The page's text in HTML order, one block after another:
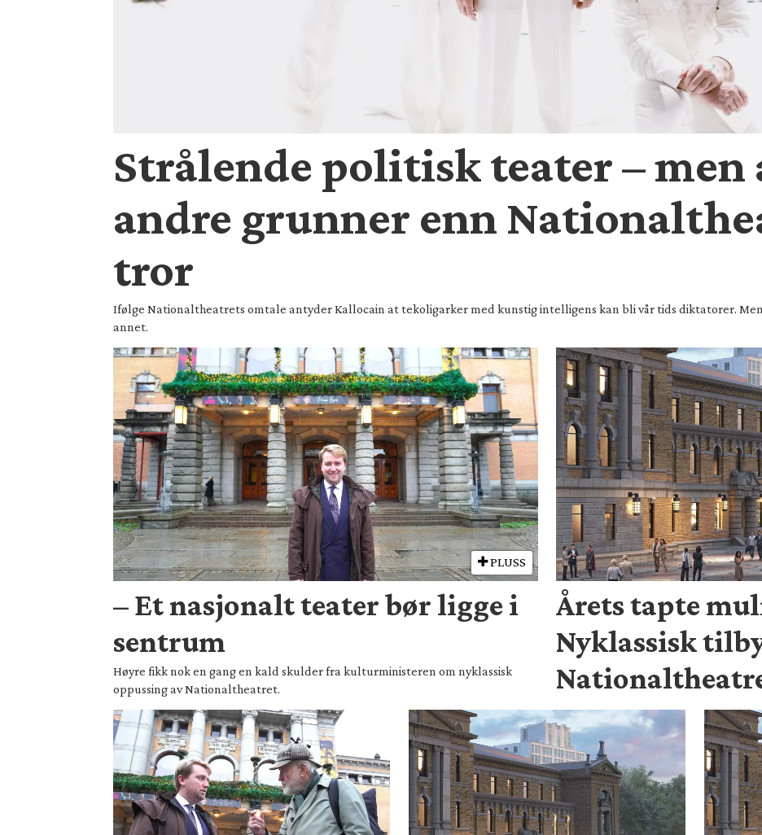
Strålende politisk teater – men
andre grunner enn
tror
Ifølge Nationaltheatrets omtale antyder Kallocain at tekoligarker med kunstig intelligens kan bli vår tids diktatorer.
annet.
PLUSS
– Et nasjonalt teater bør ligge i
sentrum
Høyre fikk nok en gang en kald skulder fra kulturministeren om nyklassisk
oppussing av Nationaltheatret.
Årets tapte
Nyklassisk